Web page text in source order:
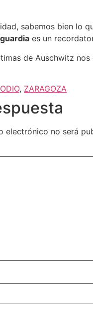
sabemos bien lo
es un
de Auschwitz
ODIO, ZARAGOZA
electrónico no será